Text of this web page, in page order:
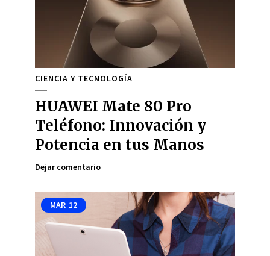
CIENCIA Y TECNOLOGÍA
HUAWEI Mate 80 Pro
Teléfono: Innovación y
Potencia en tus Manos
Dejar comentario
MAR 12